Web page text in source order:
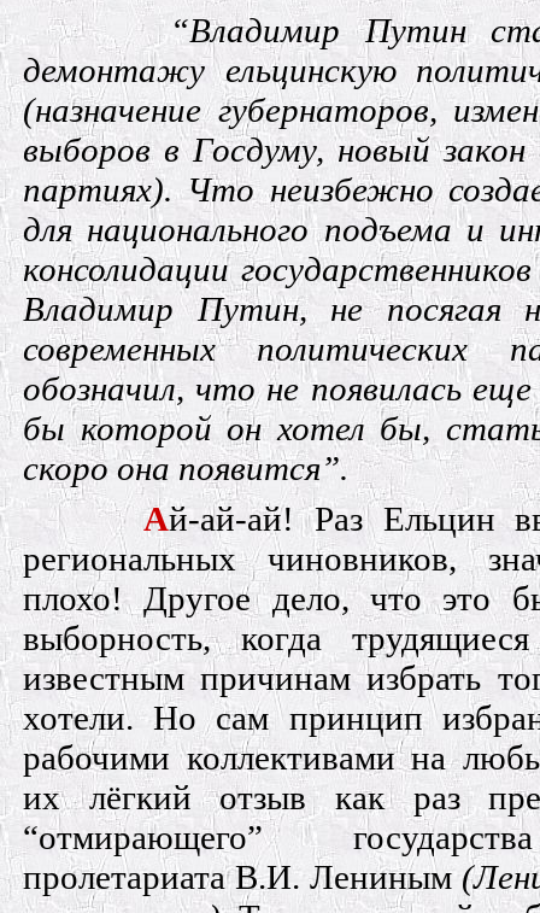
“Владимир Путин
демонтажу ельцинскую
(назначение губернаторов,
выборов в Госдуму, новый закон
партиях). Что неизбежно
для национального подъема и
консолидации
Владимир Путин, не посягая
современных политических
обозначил, что не появилась
бы которой он хотел бы,
скоро она появится”.
Ай-ай-ай! Раз Ельцин
региональных чиновников,
плохо! Другое дело, что это
выборность, когда
известным причинам избрать
хотели. Но сам принцип
рабочими коллективами на
их лёгкий отзыв как раз
“отмирающего”
пролетариата В.И. Лениным